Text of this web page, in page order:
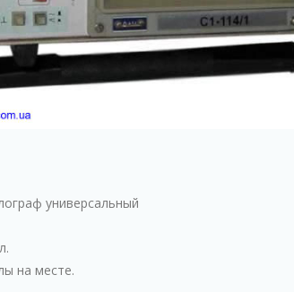
универсальный
на месте.